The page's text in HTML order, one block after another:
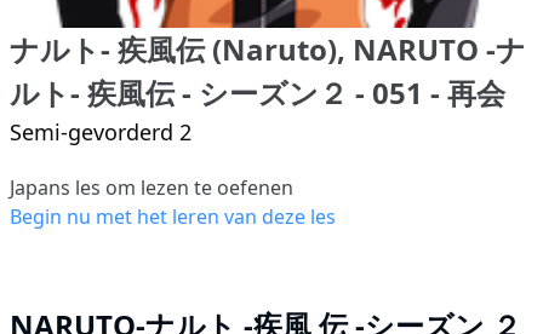
ナルト- 疾風伝 (Naruto), NARUTO -ナ
ルト- 疾風伝 - シーズン２ - 051 - 再会
Semi-gevorderd 2
Japans les om lezen te oefenen
Begin nu met het leren van deze les
NARUTO-ナルト -疾風 伝 -シーズン ２